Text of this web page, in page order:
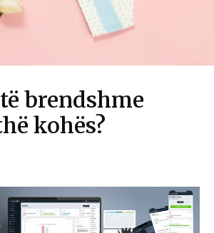
brendshme
kohës?